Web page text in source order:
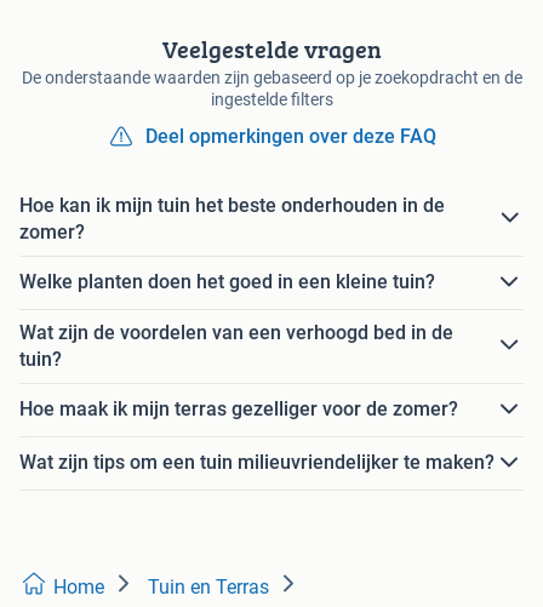
Veelgestelde vragen
De onderstaande waarden zijn gebaseerd op je zoekopdracht en de
ingestelde filters
Deel opmerkingen over deze FAQ
Hoe kan ik mijn tuin het beste onderhouden in de
zomer?
Welke planten doen het goed in een kleine tuin?
Wat zijn de voordelen van een verhoogd bed in de
tuin?
Hoe maak ik mijn terras gezelliger voor de zomer?
Wat zijn tips om een tuin milieuvriendelijker te maken?
Home Tuin en Terras